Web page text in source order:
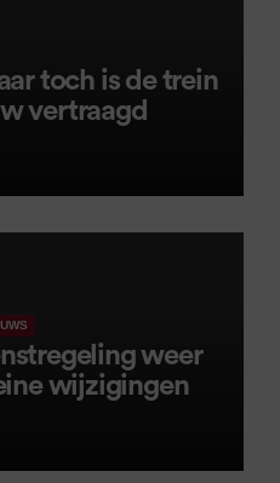
toch is de trein
vertraagd
weer
wijzigingen